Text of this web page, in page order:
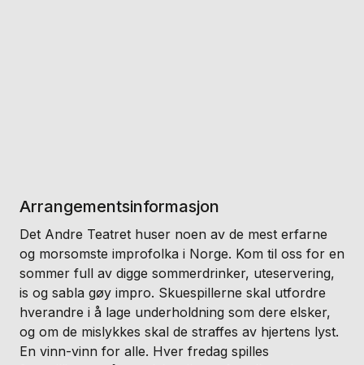
Arrangementsinformasjon
Det Andre Teatret huser noen av de mest erfarne
og morsomste improfolka i Norge. Kom til oss for en
sommer full av digge sommerdrinker, uteservering,
is og sabla gøy impro. Skuespillerne skal utfordre
hverandre i å lage underholdning som dere elsker,
og om de mislykkes skal de straffes av hjertens lyst.
En vinn-vinn for alle. Hver fredag spilles